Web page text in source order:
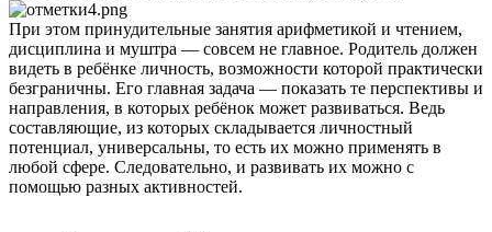
При этом принудительные занятия арифметикой и чтением,
дисциплина и муштра — совсем не главное. Родитель должен
видеть в ребёнке личность, возможности которой практически
безграничны. Его главная задача — показать те перспективы и
направления, в которых ребёнок может развиваться. Ведь
составляющие, из которых складывается личностный
потенциал, универсальны, то есть их можно применять в
любой сфере. Следовательно, и развивать их можно с
помощью разных активностей.